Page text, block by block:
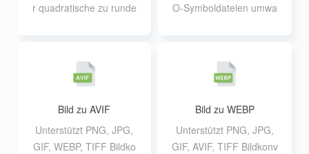
r quadratische zu runde
O-Symboldateien umwa
Bild zu AVIF
Unterstützt PNG, JPG,
GIF, WEBP, TIFF Bildko
Bild zu WEBP
Unterstützt PNG, JPG,
GIF, AVIF, TIFF Bildkonv